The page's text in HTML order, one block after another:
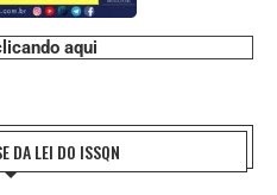
aqui
DA LEI DO ISSQN